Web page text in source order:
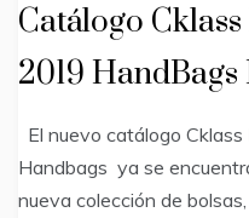
Catálogo
2019
El nuevo catálogo
Handbags ya se
nueva colección de